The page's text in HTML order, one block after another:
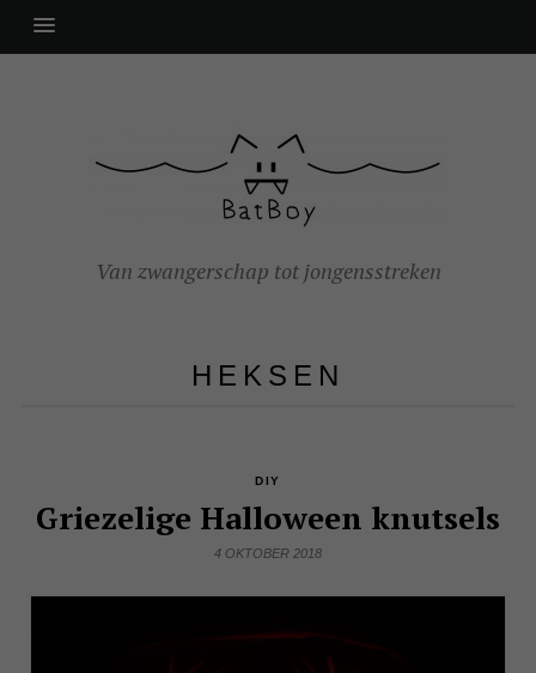
Van zwangerschap tot jongensstreken
HEKSEN
DIY
Griezelige Halloween knutsels
4 OKTOBER 2018